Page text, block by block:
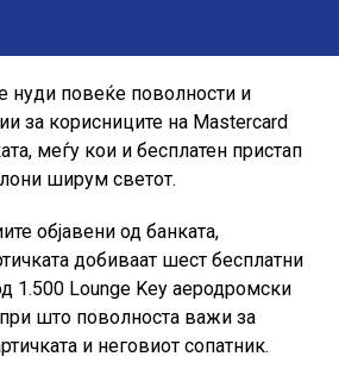
на кредитната картичка за
и летни купувања, со промотивна
нуди повеќе поволности и
за корисниците на Mastercard
меѓу кои и бесплатен пристап
ширум светот.
објавени од банката,
добиваат шест бесплатни
1.500 Lounge Key аеродромски
што поволноста важи за
и неговиот сопатник.